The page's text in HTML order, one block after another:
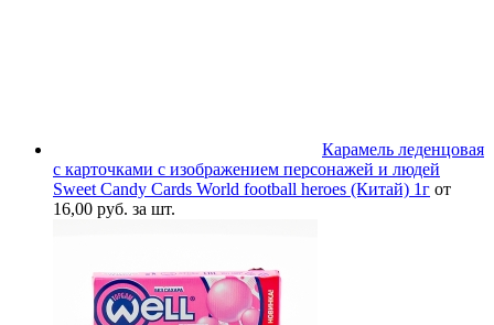
Карамель леденцовая
с карточками с изображением персонажей и людей
Sweet Candy Cards World football heroes (Китай) 1г от
16,00 руб. за шт.